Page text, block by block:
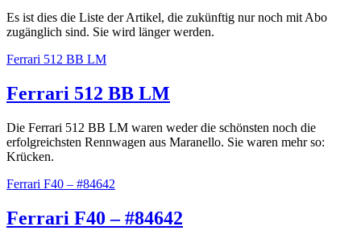
Es ist dies die Liste der Artikel, die zukünftig nur noch mit Abo
zugänglich sind. Sie wird länger werden.
Ferrari 512 BB LM
Ferrari 512 BB LM
Die Ferrari 512 BB LM waren weder die schönsten noch die
erfolgreichsten Rennwagen aus Maranello. Sie waren mehr so:
Krücken.
Ferrari F40 – #84642
Ferrari F40 – #84642